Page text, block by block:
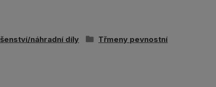
náhradní díly Třmeny pevnostní